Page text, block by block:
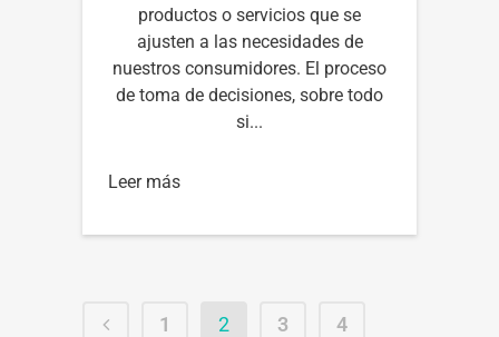
productos o servicios que se
ajusten a las necesidades de
nuestros consumidores. El proceso
de toma de decisiones, sobre todo
si...
Leer más
1 2 3
4